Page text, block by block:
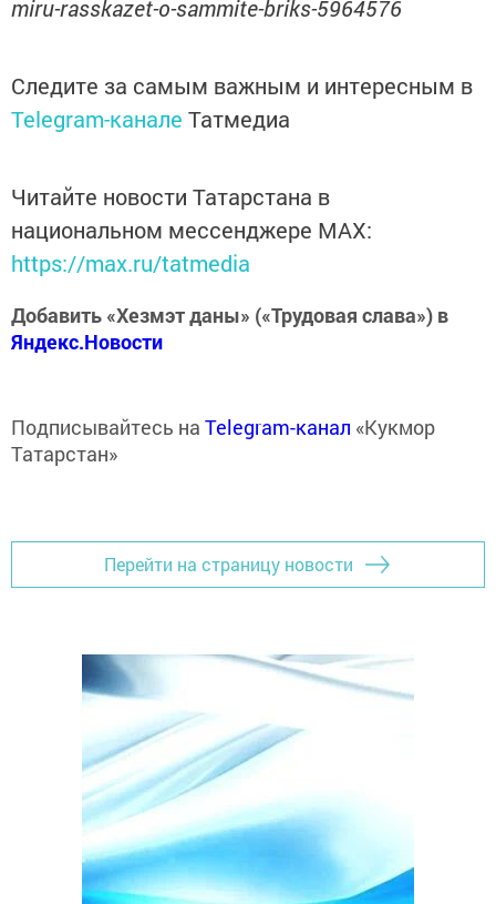
miru-rasskazet-o-sammite-briks-5964576
Следите за самым важным и интересным в
Telegram-канале Татмедиа
Читайте новости Татарстана в
национальном мессенджере MАХ:
https://max.ru/tatmedia
Добавить «Хезмэт даны» («Трудовая слава») в
Яндекс.Новости
Подписывайтесь на Telegram-канал «Кукмор
Татарстан»
Перейти на страницу новости